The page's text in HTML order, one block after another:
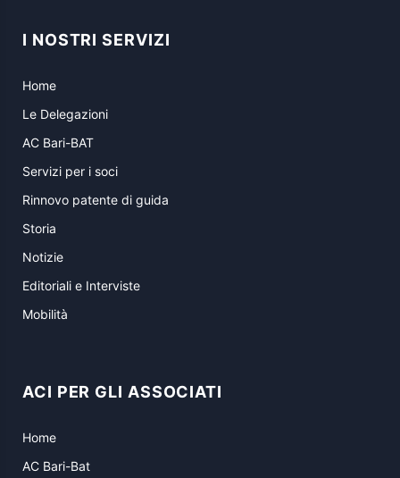
I NOSTRI SERVIZI
Home
Le Delegazioni
AC Bari-BAT
Servizi per i soci
Rinnovo patente di guida
Storia
Notizie
Editoriali e Interviste
Mobilità
ACI PER GLI ASSOCIATI
Home
AC Bari-Bat